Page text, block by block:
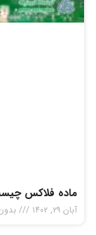
ماده فلاکس
آبان ۲۹, ۱۴۰۲